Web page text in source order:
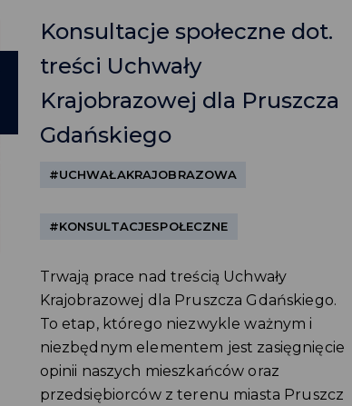
Konsultacje społeczne dot.
treści Uchwały
Krajobrazowej dla Pruszcza
Gdańskiego
#UCHWAŁAKRAJOBRAZOWA
#KONSULTACJESPOŁECZNE
Trwają prace nad treścią Uchwały
Krajobrazowej dla Pruszcza Gdańskiego.
To etap, którego niezwykle ważnym i
niezbędnym elementem jest zasięgnięcie
opinii naszych mieszkańców oraz
przedsiębiorców z terenu miasta Pruszcz